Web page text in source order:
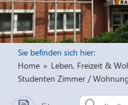
Sie befinden sich hier:
Home » Leben, Freizeit &
Studenten Zimmer /